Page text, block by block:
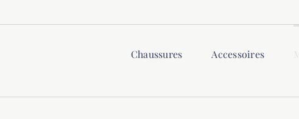
Chaussures Accessoires